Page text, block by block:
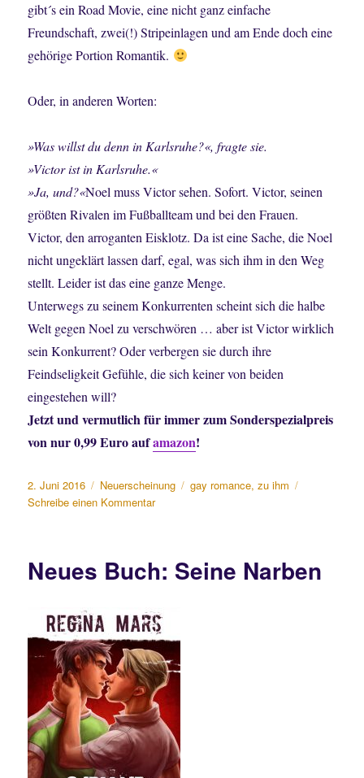
gibt´s ein Road Movie, eine nicht ganz einfache
Freundschaft, zwei(!) Stripeinlagen und am Ende doch eine
gehörige Portion Romantik.
Oder, in anderen Worten:
»Was willst du denn in Karlsruhe?«, fragte sie.
»Victor ist in Karlsruhe.«
»Ja, und?«Noel muss Victor sehen. Sofort. Victor, seinen
größten Rivalen im Fußballteam und bei den Frauen.
Victor, den arroganten Eisklotz. Da ist eine Sache, die Noel
nicht ungeklärt lassen darf, egal, was sich ihm in den Weg
stellt. Leider ist das eine ganze Menge.
Unterwegs zu seinem Konkurrenten scheint sich die halbe
Welt gegen Noel zu verschwören … aber ist Victor wirklich
sein Konkurrent? Oder verbergen sie durch ihre
Feindseligkeit Gefühle, die sich keiner von beiden
eingestehen will?
Jetzt und vermutlich für immer zum Sonderspezialpreis
von nur 0,99 Euro aufamazon!
Veröffentlicht
am
2. Juni 2016 Kategorien
Neuerscheinung Schlagwörter
gay romance,zu ihm
Schreibe einen Kommentarzu
ihm
Neues Buch: Seine Narben